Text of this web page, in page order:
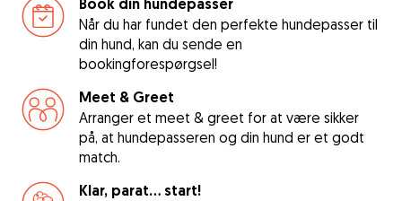
Book din hundepasser
Når du har fundet den perfekte hundepasser til
din hund, kan du sende en
bookingforespørgsel!
Meet & Greet
Arranger et meet & greet for at være sikker
på, at hundepasseren og din hund er et godt
match.
Klar, parat... start!